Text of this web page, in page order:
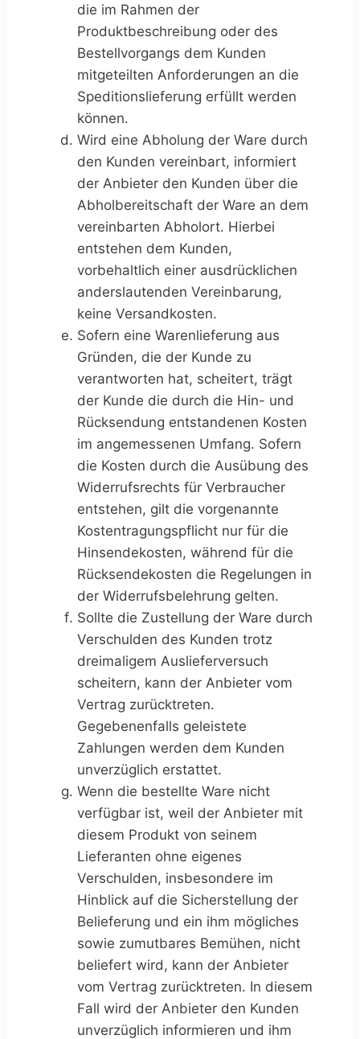
die im Rahmen der
Produktbeschreibung oder des
Bestellvorgangs dem Kunden
mitgeteilten Anforderungen an die
Speditionslieferung erfüllt werden
können.
Wird eine Abholung der Ware durch
den Kunden vereinbart, informiert
der Anbieter den Kunden über die
Abholbereitschaft der Ware an dem
vereinbarten Abholort. Hierbei
entstehen dem Kunden,
vorbehaltlich einer ausdrücklichen
anderslautenden Vereinbarung,
keine Versandkosten.
Sofern eine Warenlieferung aus
Gründen, die der Kunde zu
verantworten hat, scheitert, trägt
der Kunde die durch die Hin- und
Rücksendung entstandenen Kosten
im angemessenen Umfang. Sofern
die Kosten durch die Ausübung des
Widerrufsrechts für Verbraucher
entstehen, gilt die vorgenannte
Kostentragungspflicht nur für die
Hinsendekosten, während für die
Rücksendekosten die Regelungen in
der Widerrufsbelehrung gelten.
Sollte die Zustellung der Ware durch
Verschulden des Kunden trotz
dreimaligem Auslieferversuch
scheitern, kann der Anbieter vom
Vertrag zurücktreten.
Gegebenenfalls geleistete
Zahlungen werden dem Kunden
unverzüglich erstattet.
Wenn die bestellte Ware nicht
verfügbar ist, weil der Anbieter mit
diesem Produkt von seinem
Lieferanten ohne eigenes
Verschulden, insbesondere im
Hinblick auf die Sicherstellung der
Belieferung und ein ihm mögliches
sowie zumutbares Bemühen, nicht
beliefert wird, kann der Anbieter
vom Vertrag zurücktreten. In diesem
Fall wird der Anbieter den Kunden
unverzüglich informieren und ihm